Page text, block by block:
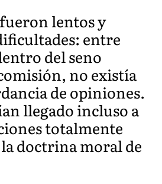
lentos y
entre
del seno
no existía
de opiniones.
llegado incluso a
totalmente
la doctrina moral de